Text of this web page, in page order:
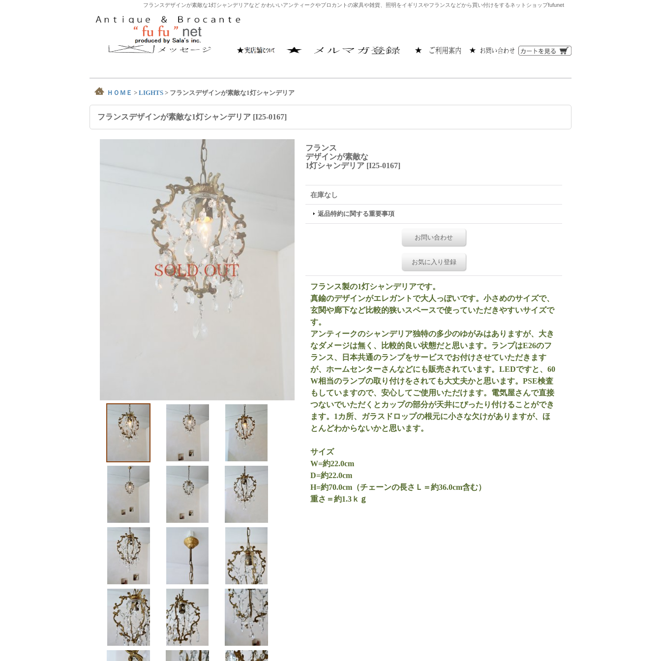
フランスデザインが素敵な1灯シャンデリアなど かわいいアンティークやブロカントの家具や雑貨、照明をイギリスやフランスなどから買い付けをするネットショップfufunet
ＨＯＭＥ > LIGHTS > フランスデザインが素敵な1灯シャンデリア
フランスデザインが素敵な1灯シャンデリア [I25-0167]
フランス
デザインが素敵な
1灯シャンデリア [I25-0167]
在庫なし
返品特約に関する重要事項
お問い合わせ
お気に入り登録
フランス製の1灯シャンデリアです。
真鍮のデザインがエレガントで大人っぽいです。小さめのサイズで、
玄関や廊下など比較的狭いスペースで使っていただきやすいサイズで
す。
アンティークのシャンデリア独特の多少のゆがみはありますが、大き
なダメージは無く、比較的良い状態だと思います。ランプはE26のフ
ランス、日本共通のランプをサービスでお付けさせていただきます
が、ホームセンターさんなどにも販売されています。LEDですと、60
W相当のランプの取り付けをされても大丈夫かと思います。PSE検査
もしていますので、安心してご使用いただけます。電気屋さんで直接
つないでいただくとカップの部分が天井にぴったり付けることができ
ます。1カ所、ガラスドロップの根元に小さな欠けがありますが、ほ
とんどわからないかと思います。
サイズ
W=約22.0cm
D=約22.0cm
H=約70.0cm（チェーンの長さＬ＝約36.0cm含む）
重さ＝約1.3ｋｇ